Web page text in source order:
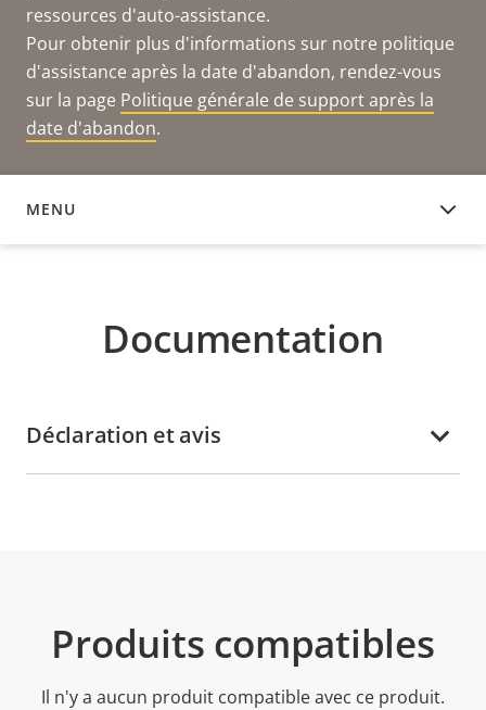
ressources d'auto-assistance.
Pour obtenir plus d'informations sur notre politique
d'assistance après la date d'abandon, rendez-vous
sur la page Politique générale de support après la
date d'abandon.
MENU
DOCUMENTATION
Documentation
Déclaration et avis
Produits compatibles
Il n'y a aucun produit compatible avec ce produit.